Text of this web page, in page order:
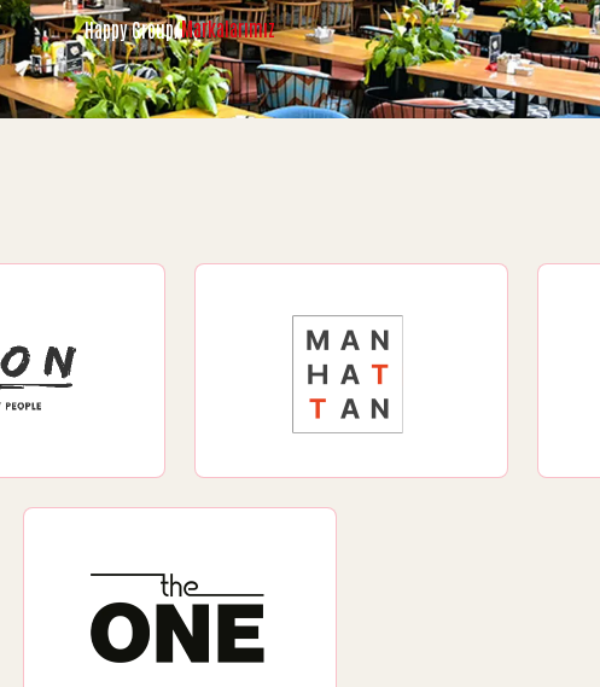
Happy Group/Markalarımız